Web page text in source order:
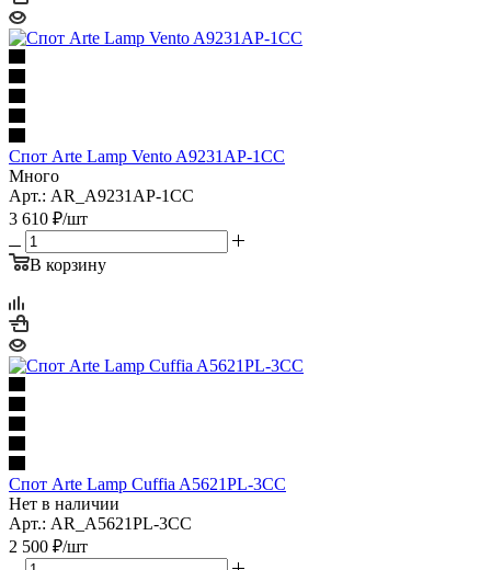
Спот Arte Lamp Vento A9231AP-1CC
Много
Арт.: AR_A9231AP-1CC
3 610 ₽/шт
В корзину
Спот Arte Lamp Cuffia A5621PL-3CC
Нет в наличии
Арт.: AR_A5621PL-3CC
2 500 ₽/шт